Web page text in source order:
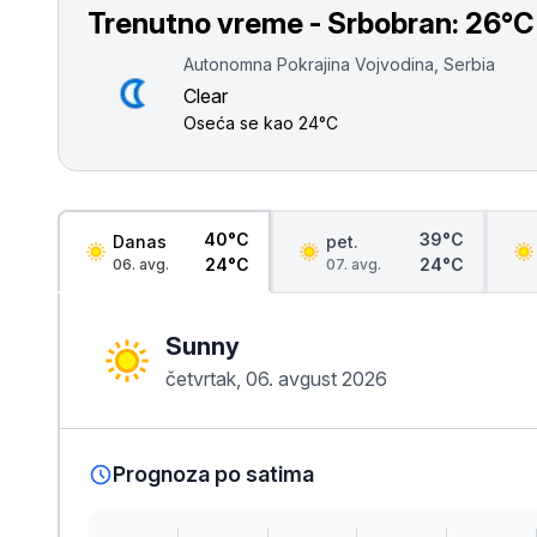
Smederevo
Čačak
Vranje
Kikinda
Trenutno vreme - Srbobran: 26°C
Autonomna Pokrajina Vojvodina, Serbia
Clear
Oseća se kao 24°C
Danas
06. avg.
40°C
24°C
pet.
07. avg.
39°C
24°C
Sunny
četvrtak, 06. avgust 2026
Prognoza po satima